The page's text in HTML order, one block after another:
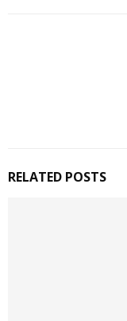
RELATED POSTS